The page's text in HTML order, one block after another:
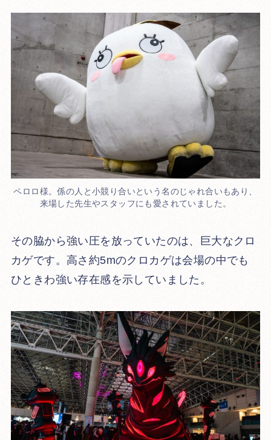
ペロロ様。係の人と小競り合いという名のじゃれ合いもあり、
来場した先生やスタッフにも愛されていました。
その脇から強い圧を放っていたのは、巨大なクロ
カゲです。高さ約5mのクロカゲは会場の中でも
ひときわ強い存在感を示していました。